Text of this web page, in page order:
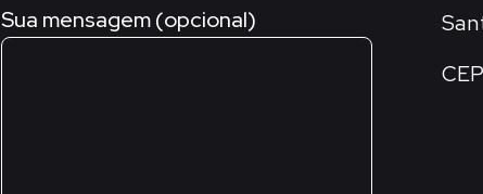
Sua mensagem (opcional)